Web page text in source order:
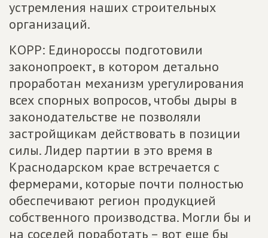
устремления наших строительных
организаций.
КОРР: Единороссы подготовили
законопроект, в котором детально
проработан механизм урегулирования
всех спорных вопросов, чтобы дыры в
законодательстве не позволяли
застройщикам действовать в позиции
силы. Лидер партии в это время в
Краснодарском крае встречается с
фермерами, которые почти полностью
обеспечивают регион продукцией
собственного производства. Могли бы и
на соседей поработать – вот еще бы